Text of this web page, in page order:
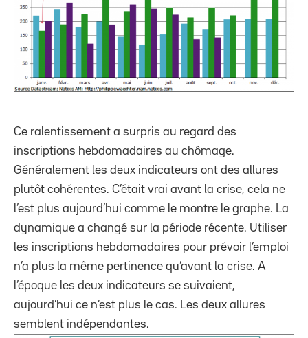
Ce ralentissement a surpris au regard des
inscriptions hebdomadaires au chômage.
Généralement les deux indicateurs ont des allures
plutôt cohérentes. C’était vrai avant la crise, cela ne
l’est plus aujourd’hui comme le montre le graphe. La
dynamique a changé sur la période récente. Utiliser
les inscriptions hebdomadaires pour prévoir l’emploi
n’a plus la même pertinence qu’avant la crise. A
l’époque les deux indicateurs se suivaient,
aujourd’hui ce n’est plus le cas. Les deux allures
semblent indépendantes.